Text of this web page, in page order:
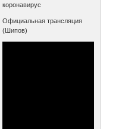
коронавирус
Официальная трансляция
(Шипов)